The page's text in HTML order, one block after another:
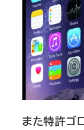
また特許